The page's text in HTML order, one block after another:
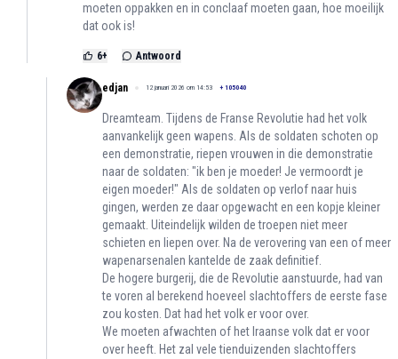
moeten oppakken en in conclaaf moeten gaan, hoe moeilijk
dat ook is!
6+ Antwoord
edjan 12 januari 2026 om 14:53 + 105040
Dreamteam. Tijdens de Franse Revolutie had het volk
aanvankelijk geen wapens. Als de soldaten schoten op
een demonstratie, riepen vrouwen in die demonstratie
naar de soldaten: "ik ben je moeder! Je vermoordt je
eigen moeder!" Als de soldaten op verlof naar huis
gingen, werden ze daar opgewacht en een kopje kleiner
gemaakt. Uiteindelijk wilden de troepen niet meer
schieten en liepen over. Na de verovering van een of meer
wapenarsenalen kantelde de zaak definitief.
De hogere burgerij, die de Revolutie aanstuurde, had van
te voren al berekend hoeveel slachtoffers de eerste fase
zou kosten. Dat had het volk er voor over.
We moeten afwachten of het Iraanse volk dat er voor
over heeft. Het zal vele tienduizenden slachtoffers